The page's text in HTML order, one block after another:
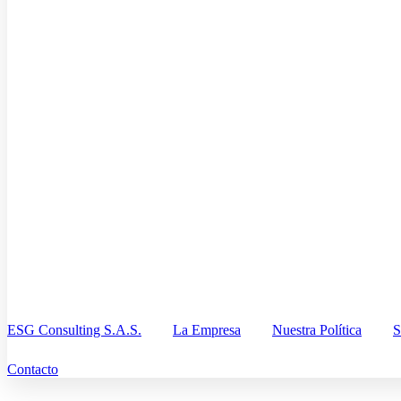
ESG Consulting S.A.S. La Empresa Nuestra Política
Contacto